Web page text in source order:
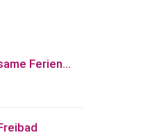
Ferien...